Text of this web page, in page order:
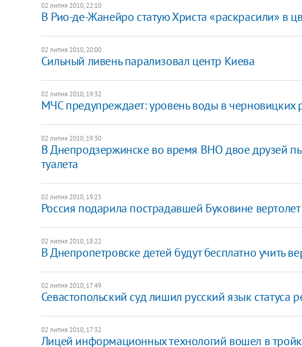
02 липня 2010, 22:10
В Рио-де-Жанейро статую Христа «раскрасили» в
02 липня 2010, 20:00
Сильный ливень парализовал центр Киева
02 липня 2010, 19:32
МЧС предупреждает: уровень воды в черновицких
02 липня 2010, 19:30
В Днепродзержинске во время ВНО двое друзей
туалета
02 липня 2010, 19:25
Россия подарила пострадавшей Буковине вертолет
02 липня 2010, 18:22
В Днепропетровске детей будут бесплатно учить
02 липня 2010, 17:49
Севастопольский суд лишил русский язык статуса
02 липня 2010, 17:32
Лицей информационных технологий вошел в